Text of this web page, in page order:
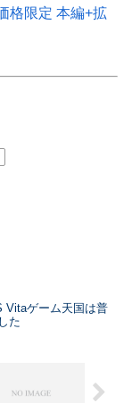
格限定 本編+拡
Vitaゲーム天国は普
た